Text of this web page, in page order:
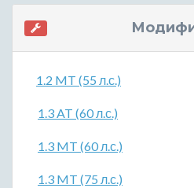
1.2 MT (55 л.с.)
1.3 AT (60 л.с.)
1.3 MT (60 л.с.)
1.3 MT (75 л.с.)